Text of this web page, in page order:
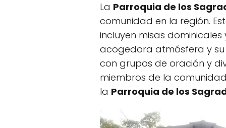
La Parroquia de los
comunidad en la región.
incluyen misas
acogedora atmósfera y su
con grupos de oración y
miembros de la
la Parroquia de los